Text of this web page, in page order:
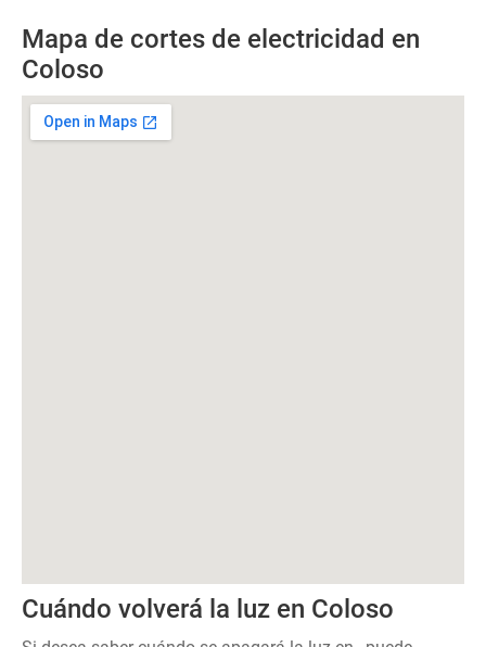
Mapa de cortes de electricidad en
Coloso
Cuándo volverá la luz en Coloso